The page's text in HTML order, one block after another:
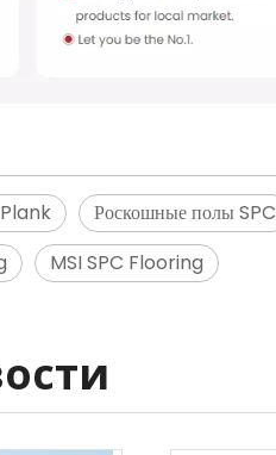
Роскошные полы SPC
MSI SPC Flooring